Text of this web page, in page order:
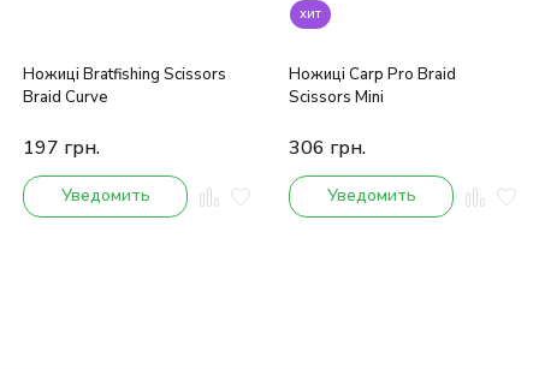
Ножиці Bratfishing Scissors
Braid Curve
197 грн.
Уведомить
хит
Ножиці Carp Pro Braid
Scissors Mini
306 грн.
Уведомить